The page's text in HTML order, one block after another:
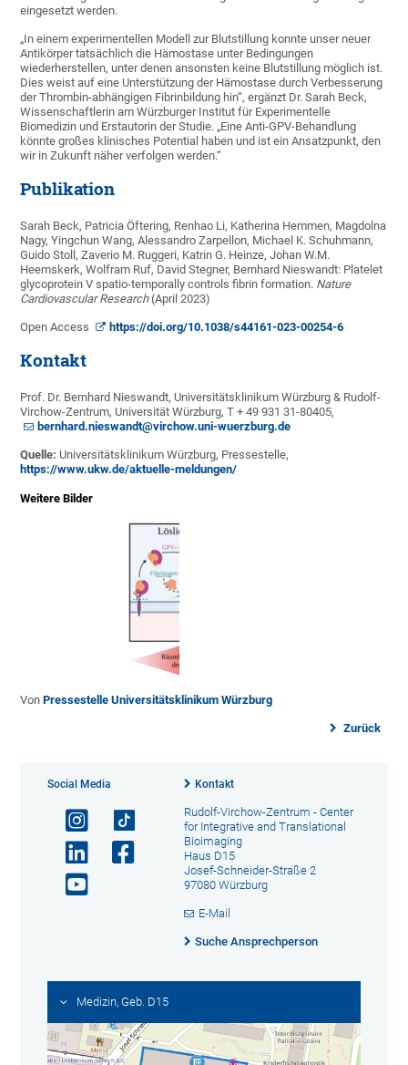
eingesetzt werden.
„In einem experimentellen Modell zur Blutstillung konnte unser neuer
Antikörper tatsächlich die Hämostase unter Bedingungen
wiederherstellen, unter denen ansonsten keine Blutstillung möglich ist.
Dies weist auf eine Unterstützung der Hämostase durch Verbesserung
der Thrombin-abhängigen Fibrinbildung hin“, ergänzt Dr. Sarah Beck,
Wissenschaftlerin am Würzburger Institut für Experimentelle
Biomedizin und Erstautorin der Studie. „Eine Anti-GPV-Behandlung
könnte großes klinisches Potential haben und ist ein Ansatzpunkt, den
wir in Zukunft näher verfolgen werden.“
Publikation
Sarah Beck, Patricia Öftering, Renhao Li, Katherina Hemmen, Magdolna
Nagy, Yingchun Wang, Alessandro Zarpellon, Michael K. Schuhmann,
Guido Stoll, Zaverio M. Ruggeri, Katrin G. Heinze, Johan W.M.
Heemskerk, Wolfram Ruf, David Stegner, Bernhard Nieswandt: Platelet
glycoprotein V spatio-temporally controls fibrin formation. Nature
Cardiovascular Research (April 2023)
Open Access https://doi.org/10.1038/s44161-023-00254-6
Kontakt
Prof. Dr. Bernhard Nieswandt, Universitäts­klinikum Würzburg & Rudolf-
Virchow-Zentrum, Universität Würzburg, T + 49 931 31-80405,
bernhard.nieswandt@virchow.uni-wuerzburg.de
Quelle: Universitäts­klinikum Würzburg, Pressestelle,
https://www.ukw.de/aktuelle-meldungen/
Weitere Bilder
VonPressestelle Universitätsklinikum Würzburg
Zurück
Social Media Kontakt
Rudolf-Virchow-Zentrum - Center
for Integrative and Translational
Bioimaging
Haus D15
Josef-Schneider-Straße 2
97080 Würzburg
E-Mail
Suche Ansprechperson
Medizin, Geb. D15